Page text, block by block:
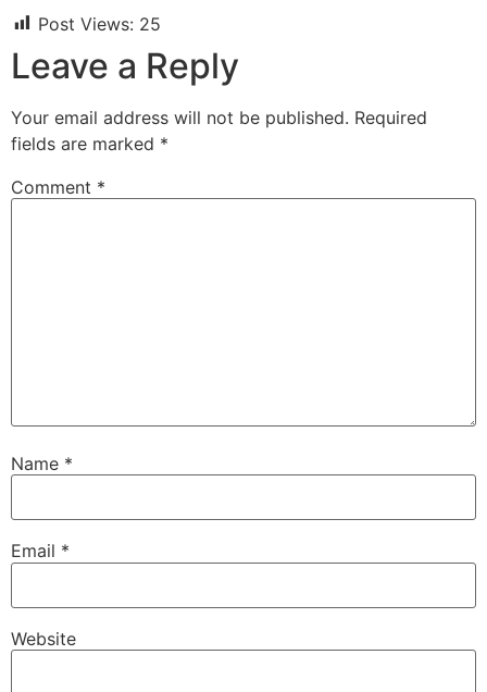
Post Views: 25
Leave a Reply
Your email address will not be published. Required
fields are marked *
Comment *
Name *
Email *
Website